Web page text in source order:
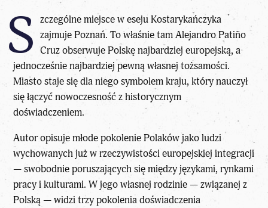
S zczególne miejsce w eseju Kostarykańczyka
zajmuje Poznań. To właśnie tam Alejandro Patiño
Cruz obserwuje Polskę najbardziej europejską, a
jednocześnie najbardziej pewną własnej tożsamości.
Miasto staje się dla niego symbolem kraju, który nauczył
się łączyć nowoczesność z historycznym
doświadczeniem.
Autor opisuje młode pokolenie Polaków jako ludzi
wychowanych już w rzeczywistości europejskiej integracji
— swobodnie poruszających się między językami, rynkami
pracy i kulturami. W jego własnej rodzinie — związanej z
Polską — widzi trzy pokolenia doświadczenia